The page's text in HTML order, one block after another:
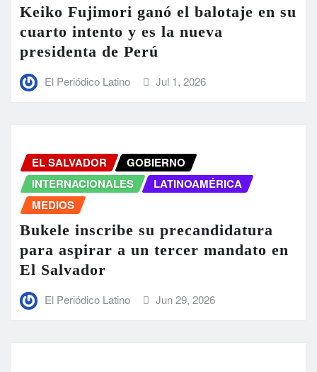
Keiko Fujimori ganó el balotaje en su
cuarto intento y es la nueva
presidenta de Perú
El Periódico Latino Jul 1, 2026
EL SALVADOR
GOBIERNO
INTERNACIONALES
LATINOAMÉRICA
MEDIOS
Bukele inscribe su precandidatura
para aspirar a un tercer mandato en
El Salvador
El Periódico Latino Jun 29, 2026